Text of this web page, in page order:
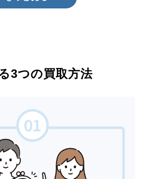
3つの買取方法